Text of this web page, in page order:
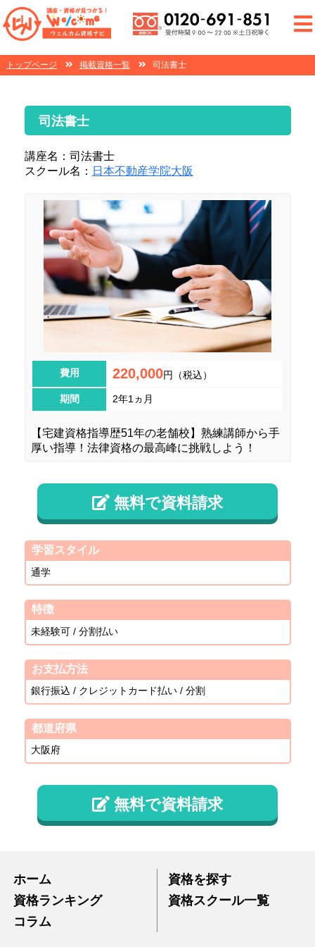
トップページ 掲載資格一覧 司法書士
司法書士
講座名：司法書士
スクール名： 日本不動産学院大阪
費用 220,000円（税込）
期間 2年1ヵ月
【宅建資格指導歴51年の老舗校】熟練講師から手
厚い指導！法律資格の最高峰に挑戦しよう！
無料で資料請求
学習スタイル
通学
特徴
未経験可 / 分割払い
お支払方法
銀行振込 / クレジットカード払い / 分割
都道府県
大阪府
無料で資料請求
ホーム
資格を探す
資格ランキング
資格スクール一覧
コラム